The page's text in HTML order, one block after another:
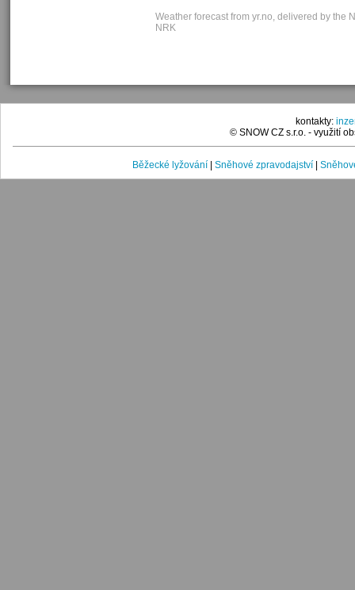
Weather forecast from yr.no, delivered by the
NRK
kontakty:
© SNOW CZ s.r.o. - využití
Běžecké lyžování Sněhové zpravodajství